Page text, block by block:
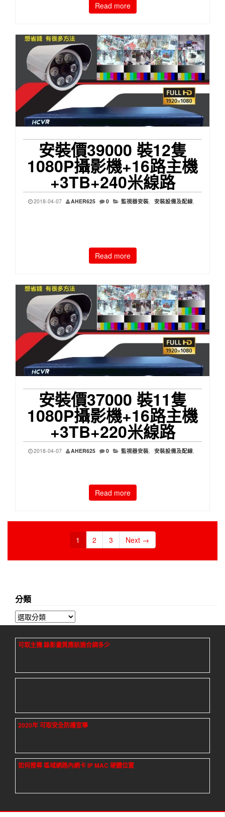
Read more
安裝價39000 裝12隻
1080P攝影機+16路主機
+3TB+240米線路
2018-04-07 AHER625 0 監視器安裝 安裝設備及配線
Read more
安裝價37000 裝11隻
1080P攝影機+16路主機
+3TB+220米線路
2018-04-07 AHER625 0 監視器安裝 安裝設備及配線
Read more
1 2 3 Next →
分類
分
類
可取主機 錄影畫質應該適合調多少
2020年 可取安全防護宣導
如何搜尋 區域網路內網卡 IP MAC 硬體位置